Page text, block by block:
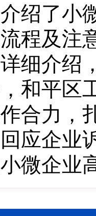
绍了小
程及注
细介绍
平区工
合力，
应企业
微企业